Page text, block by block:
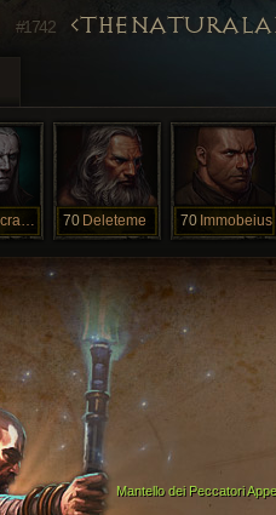
#1742
Bonecrafter 70 Deleteme 70 Immobeius
Mantello dei Peccatori